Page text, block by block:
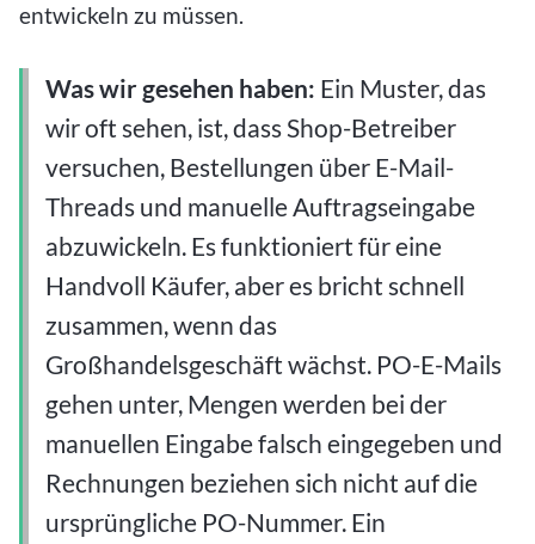
entwickeln zu müssen.
Was wir gesehen haben: Ein Muster, das
wir oft sehen, ist, dass Shop-Betreiber
versuchen, Bestellungen über E-Mail-
Threads und manuelle Auftragseingabe
abzuwickeln. Es funktioniert für eine
Handvoll Käufer, aber es bricht schnell
zusammen, wenn das
Großhandelsgeschäft wächst. PO-E-Mails
gehen unter, Mengen werden bei der
manuellen Eingabe falsch eingegeben und
Rechnungen beziehen sich nicht auf die
ursprüngliche PO-Nummer. Ein